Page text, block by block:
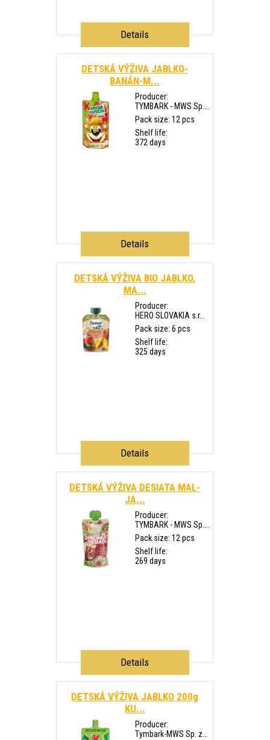
Details
DETSKÁ VÝŽIVA JABLKO-
BANÁN-M...
Producer:
TYMBARK - MWS Sp....
Pack size: 12 pcs
Shelf life:
372 days
Details
DETSKÁ VÝŽIVA BIO JABLKO,
MA...
Producer:
HERO SLOVAKIA s.r...
Pack size: 6 pcs
Shelf life:
325 days
Details
DETSKÁ VÝŽIVA DESIATA MAL-
JA...
Producer:
TYMBARK - MWS Sp....
Pack size: 12 pcs
Shelf life:
269 days
Details
DETSKÁ VÝŽIVA JABLKO 200g
KU...
Producer:
Tymbark-MWS Sp. z...